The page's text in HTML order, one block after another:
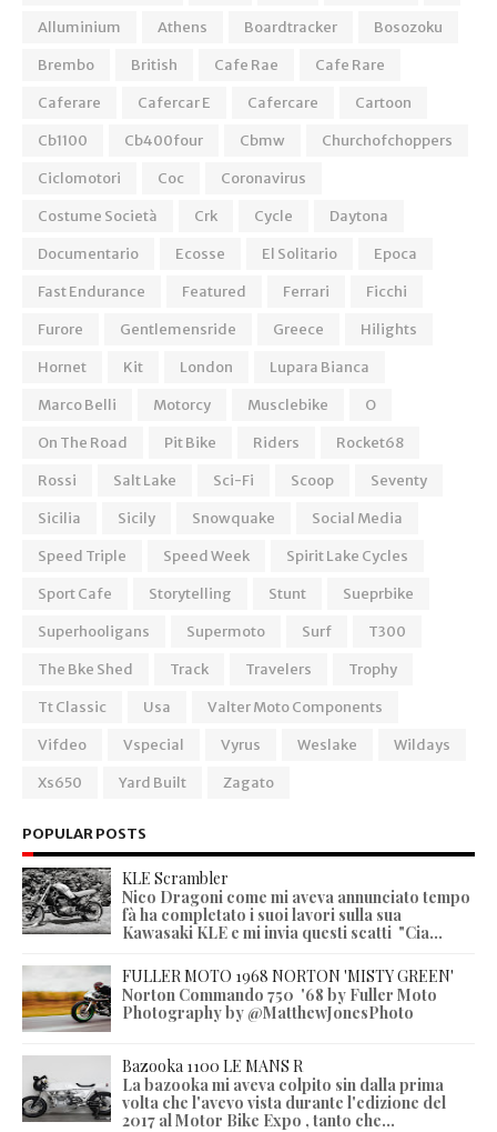
Alluminium
Athens Boardtracker
Bosozoku
Brembo
British Cafe Rae
Cafe Rare
Caferare
Cafercar E Cafercare
Cartoon
Cb1100
Cb400four Cbmw
Churchofchoppers
Ciclomotori
Coc
Coronavirus
Costume Società
Crk Cycle
Daytona
Documentario
Ecosse El Solitario
Epoca
Fast Endurance
Featured Ferrari
Ficchi
Furore
Gentlemensride Greece
Hilights
Hornet
Kit London
Lupara Bianca
Marco Belli
Motorcy Musclebike
O
On The Road
Pit Bike Riders
Rocket68
Rossi
Salt Lake Sci-Fi Scoop
Seventy
Sicilia
Sicily Snowquake
Social Media
Speed Triple
Speed Week
Spirit Lake Cycles
Sport Cafe
Storytelling Stunt
Sueprbike
Superhooligans
Supermoto Surf
T300
The Bke Shed
Track Travelers
Trophy
Tt Classic
Usa
Valter Moto Components
Vifdeo
Vspecial Vyrus Weslake
Wildays
Xs650
Yard Built Zagato
POPULAR POSTS
KLE Scrambler
Nico Dragoni come mi aveva annunciato tempo
fà ha completato i suoi lavori sulla sua
Kawasaki KLE e mi invia questi scatti "Cia...
FULLER MOTO 1968 NORTON 'MISTY GREEN'
Norton Commando 750 '68 by Fuller Moto
Photography by @MatthewJonesPhoto
Bazooka 1100 LE MANS R
La bazooka mi aveva colpito sin dalla prima
volta che l'avevo vista durante l'edizione del
2017 al Motor Bike Expo , tanto che...